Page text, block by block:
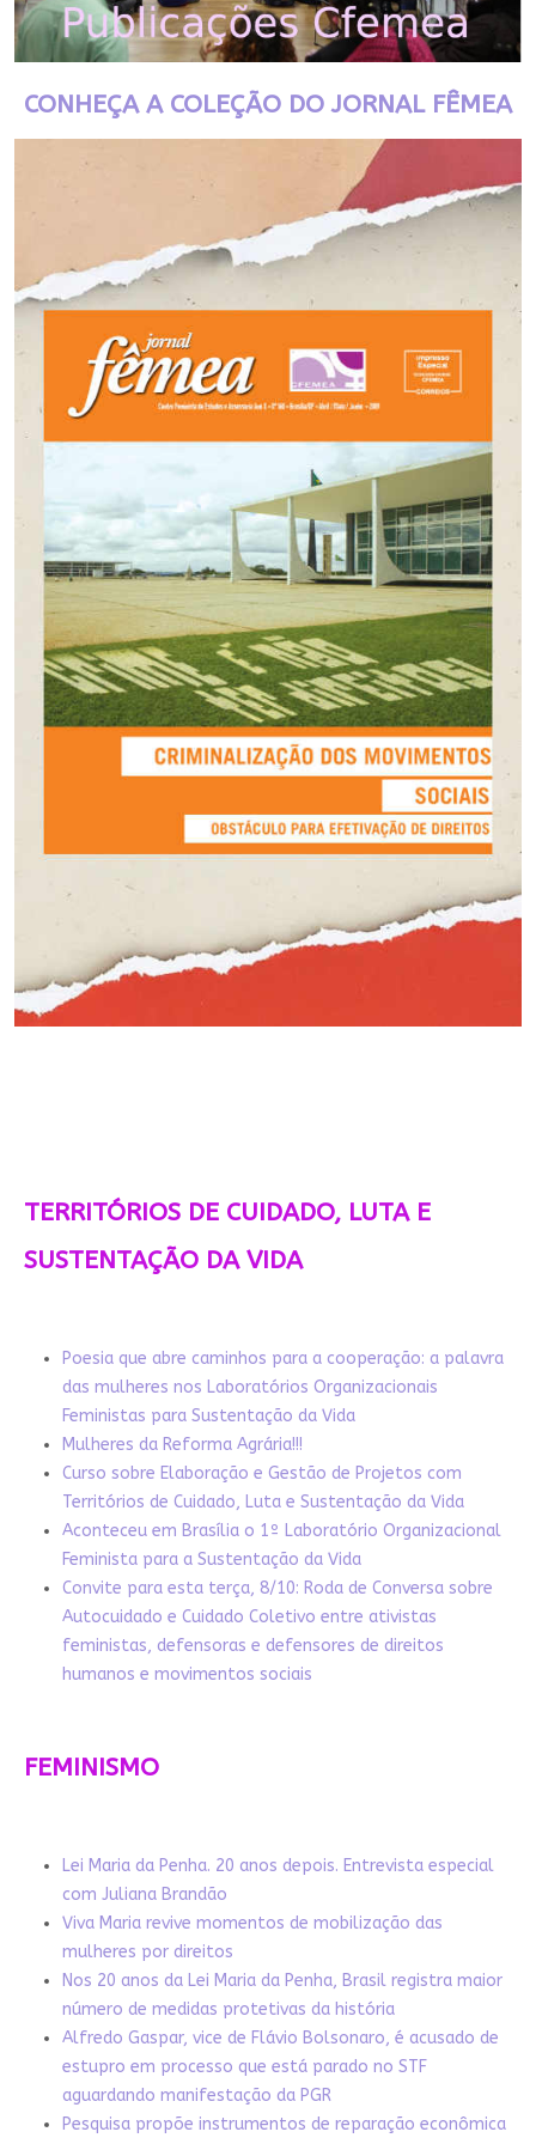
CONHEÇA A COLEÇÃO DO JORNAL FÊMEA
TERRITÓRIOS DE CUIDADO, LUTA E
SUSTENTAÇÃO DA VIDA
Poesia que abre caminhos para a cooperação: a palavra
das mulheres nos Laboratórios Organizacionais
Feministas para Sustentação da Vida
Mulheres da Reforma Agrária!!!
Curso sobre Elaboração e Gestão de Projetos com
Territórios de Cuidado, Luta e Sustentação da Vida
Aconteceu em Brasília o 1º Laboratório Organizacional
Feminista para a Sustentação da Vida
Convite para esta terça, 8/10: Roda de Conversa sobre
Autocuidado e Cuidado Coletivo entre ativistas
feministas, defensoras e defensores de direitos
humanos e movimentos sociais
FEMINISMO
Lei Maria da Penha. 20 anos depois. Entrevista especial
com Juliana Brandão
Viva Maria revive momentos de mobilização das
mulheres por direitos
Nos 20 anos da Lei Maria da Penha, Brasil registra maior
número de medidas protetivas da história
Alfredo Gaspar, vice de Flávio Bolsonaro, é acusado de
estupro em processo que está parado no STF
aguardando manifestação da PGR
Pesquisa propõe instrumentos de reparação econômica